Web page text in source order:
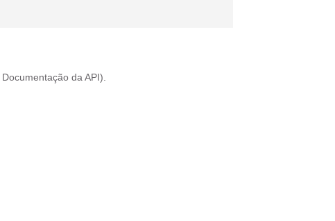
Documentação da API ).